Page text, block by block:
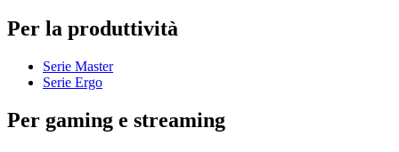
Per la produttività
Serie Master
Serie Ergo
Per gaming e streaming